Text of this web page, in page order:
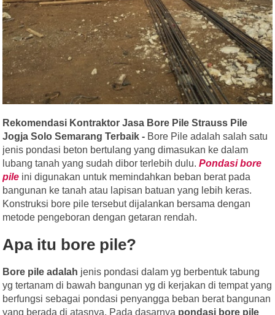
Rekomendasi Kontraktor Jasa Bore Pile Strauss Pile
Jogja Solo Semarang Terbaik - Bore Pile adalah salah satu
jenis pondasi beton bertulang yang dimasukan ke dalam
lubang tanah yang sudah dibor terlebih dulu.Pondasi bore
pile ini digunakan untuk memindahkan beban berat pada
bangunan ke tanah atau lapisan batuan yang lebih keras.
Konstruksi bore pile tersebut dijalankan bersama dengan
metode pengeboran dengan getaran rendah.
Apa itu bore pile?
Bore pile adalah jenis pondasi dalam yg berbentuk tabung
yg tertanam di bawah bangunan yg di kerjakan di tempat yang
berfungsi sebagai pondasi penyangga beban berat bangunan
yang berada di atasnya. Pada dasarnya pondasi bore pile